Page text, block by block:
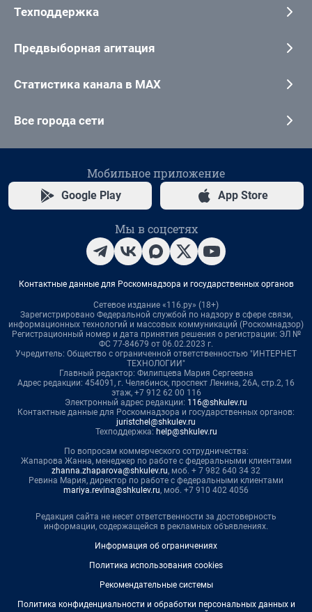
Техподдержка
Предвыборная агитация
Статистика канала в MAX
Все города сети
Мобильное приложение
Google Play App Store
Мы в соцсетях
Контактные данные для Роскомнадзора и государственных органов
Сетевое издание «116.ру» (18+)
Зарегистрировано Федеральной службой по надзору в сфере связи,
информационных технологий и массовых коммуникаций (Роскомнадзор)
Регистрационный номер и дата принятия решения о регистрации: ЭЛ №
ФС 77-84679 от 06.02.2023 г.
Учредитель: Общество с ограниченной ответственностью "ИНТЕРНЕТ
ТЕХНОЛОГИИ"
Главный редактор: Филипцева Мария Сергеевна
Адрес редакции: 454091, г. Челябинск, проспект Ленина, 26А, стр.2, 16
этаж, +7 912 62 00 116
Электронный адрес редакции: 116@shkulev.ru
Контактные данные для Роскомнадзора и государственных органов:
juristchel@shkulev.ru
Техподдержка: help@shkulev.ru
По вопросам коммерческого сотрудничества:
Жапарова Жанна, менеджер по работе с федеральными клиентами
zhanna.zhaparova@shkulev.ru, моб. + 7 982 640 34 32
Ревина Мария, директор по работе с федеральными клиентами
mariya.revina@shkulev.ru, моб. +7 910 402 4056
Редакция сайта не несет ответственности за достоверность
информации, содержащейся в рекламных объявлениях.
Информация об ограничениях
Политика использования cookies
Рекомендательные системы
Политика конфиденциальности и обработки персональных данных и